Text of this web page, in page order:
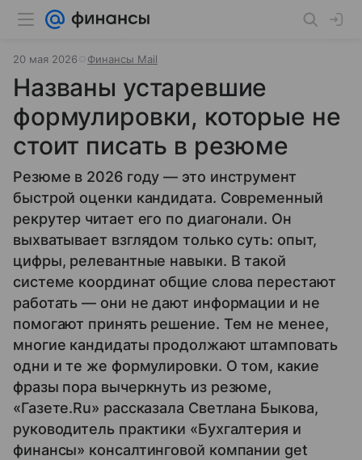
20 мая 2026 Финансы Mail
Названы устаревшие
формулировки, которые не
стоит писать в резюме
Резюме в 2026 году — это инструмент
быстрой оценки кандидата. Современный
рекрутер читает его по диагонали. Он
выхватывает взглядом только суть: опыт,
цифры, релевантные навыки. В такой
системе координат общие слова перестают
работать — они не дают информации и не
помогают принять решение. Тем не менее,
многие кандидаты продолжают штамповать
одни и те же формулировки. О том, какие
фразы пора вычеркнуть из резюме,
«Газете.Ru» рассказала Светлана Быкова,
руководитель практики «Бухгалтерия и
финансы» консалтинговой компании get